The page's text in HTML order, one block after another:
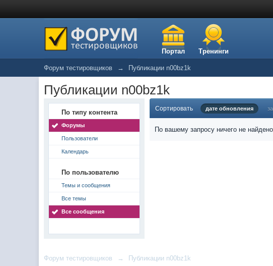
Портал Тренинги
Форум тестировщиков → Публикации n00bz1k
Публикации n00bz1k
По типу контента
Форумы
Пользователи
Календарь
По пользователю
Темы и сообщения
Все темы
Все сообщения
Сортировать дате обновления
По вашему запросу ничего не
Форум тестировщиков → Публикации n00bz1k